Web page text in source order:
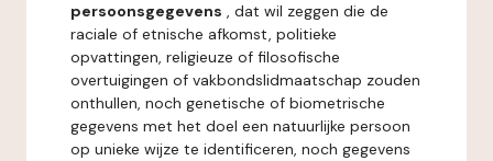
persoonsgegevens , dat wil zeggen die de
raciale of etnische afkomst, politieke
opvattingen, religieuze of filosofische
overtuigingen of vakbondslidmaatschap zouden
onthullen, noch genetische of biometrische
gegevens met het doel een natuurlijke persoon
op unieke wijze te identificeren, noch gegevens